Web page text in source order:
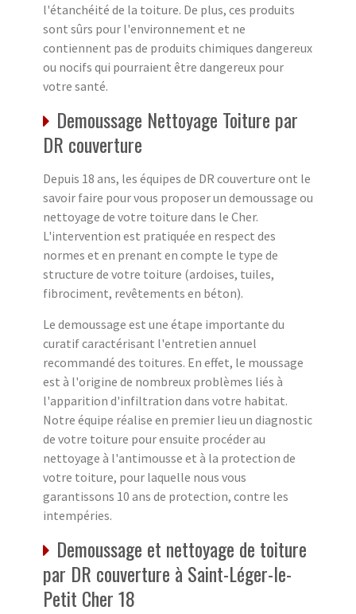
l'étanchéité de la toiture. De plus, ces produits
sont sûrs pour l'environnement et ne
contiennent pas de produits chimiques dangereux
ou nocifs qui pourraient être dangereux pour
votre santé.
Demoussage Nettoyage Toiture par
DR couverture
Depuis 18 ans, les équipes de DR couverture ont le
savoir faire pour vous proposer un demoussage ou
nettoyage de votre toiture dans le Cher.
L'intervention est pratiquée en respect des
normes et en prenant en compte le type de
structure de votre toiture (ardoises, tuiles,
fibrociment, revêtements en béton).
Le demoussage est une étape importante du
curatif caractérisant l'entretien annuel
recommandé des toitures. En effet, le moussage
est à l'origine de nombreux problèmes liés à
l'apparition d'infiltration dans votre habitat.
Notre équipe réalise en premier lieu un diagnostic
de votre toiture pour ensuite procéder au
nettoyage à l'antimousse et à la protection de
votre toiture, pour laquelle nous vous
garantissons 10 ans de protection, contre les
intempéries.
Demoussage et nettoyage de toiture
par DR couverture à Saint-Léger-le-
Petit Cher 18